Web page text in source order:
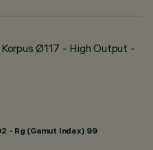
Ø117 - High Output -
- Rg (Gamut Index) 99